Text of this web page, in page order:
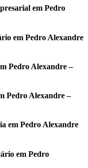
em Pedro
em Pedro Alexandre
Pedro Alexandre –
Pedro Alexandre –
em Pedro Alexandre
em Pedro